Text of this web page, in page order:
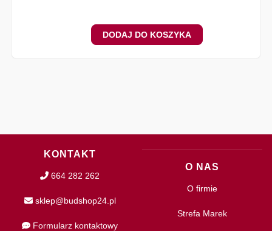
DODAJ DO KOSZYKA
KONTAKT
664 282 262
sklep@budshop24.pl
Formularz kontaktowy
O NAS
O firmie
Strefa Marek